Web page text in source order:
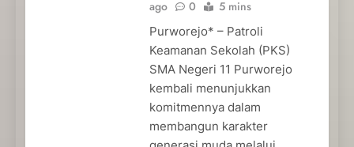
ago
0 5 mins
Purworejo* – Patroli
Keamanan Sekolah (PKS)
SMA Negeri 11 Purworejo
kembali menunjukkan
komitmennya dalam
membangun karakter